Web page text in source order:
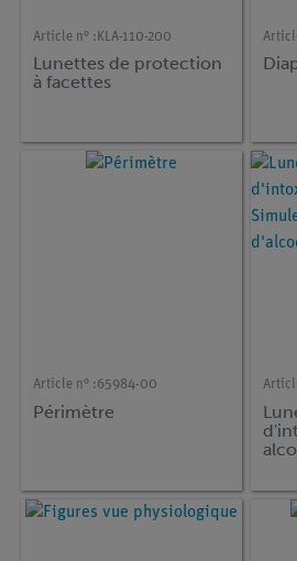
Article n° : KLA-110-200
Lunettes de protection
à facettes
Article n° :65984-00
Périmètre